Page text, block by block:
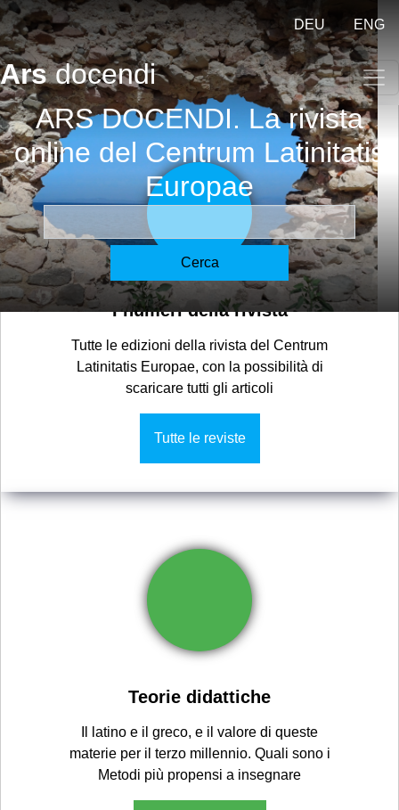
Salta al contenuto principale
ARS DOCENDI. La rivista
online del Centrum Latinitatis
Europae
DEU ENG
Ars docendi
I numeri della rivista
Tutte le edizioni della rivista del Centrum
Latinitatis Europae, con la possibilità di
scaricare tutti gli articoli
Tutte le reviste
Teorie didattiche
Il latino e il greco, e il valore di queste
materie per il terzo millennio. Quali sono i
Metodi più propensi a insegnare